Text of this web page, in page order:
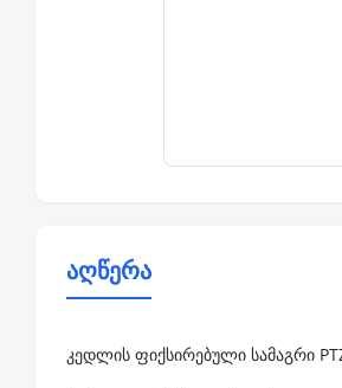
აღწერა
კედლის ფიქსირებული სამაგრი